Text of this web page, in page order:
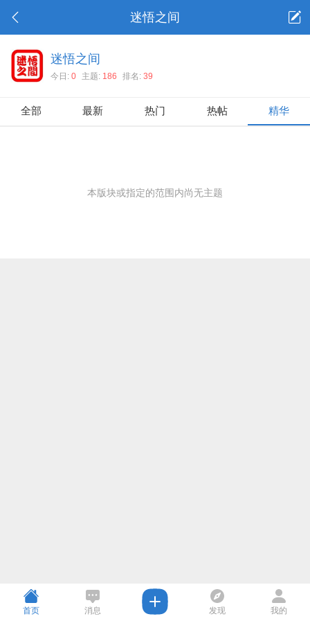
迷悟之间
迷悟之间
今日: 0 主题: 186 排名: 39
全部 最新 热门 热帖 精华
本版块或指定的范围内尚无主题
首页 消息 发现 我的